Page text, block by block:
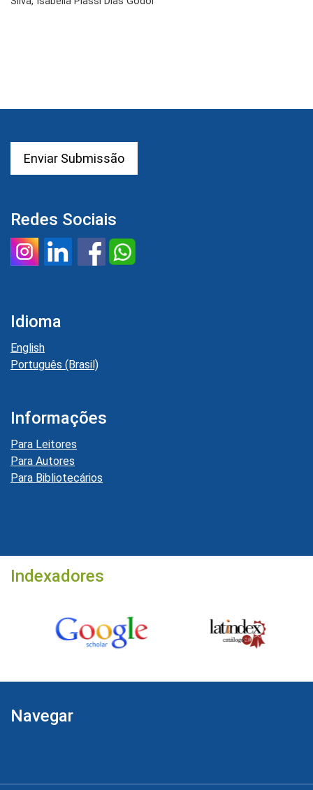
Enviar Submissão
Redes Sociais
Idioma
English
Português (Brasil)
Informações
Para Leitores
Para Autores
Para Bibliotecários
Indexadores
Navegar